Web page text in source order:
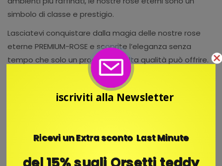
simbolo di classe e prestigio.
Lasciatevi conquistare dalla magia delle nostre rose
eterne PREMIUM-ROSE e scoprite l’eleganza senza
tempo che solo un prodotto di alta qualità può offrire.
OGNI ROSA UN’EMOZIONE
iscriviti alla Newsletter
Ricevi un Extra sconto Last Minute